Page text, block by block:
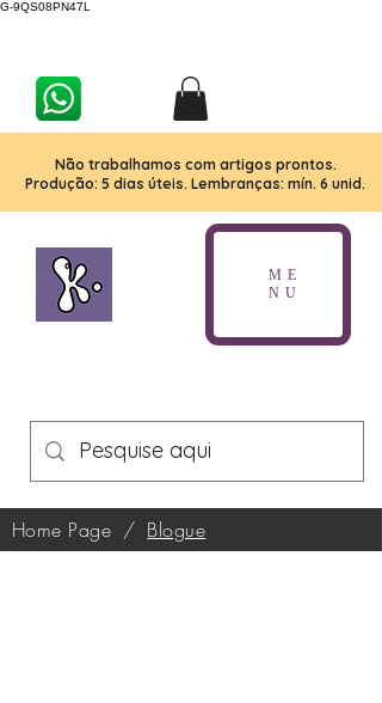
G-9QS08PN47L
Não trabalhamos com artigos prontos.
Produção: 5 dias úteis. Lembranças: mín. 6 unid.
ME
NU
Home Page / Blogue